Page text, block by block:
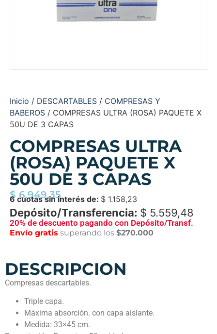
Inicio / DESCARTABLES / COMPRESAS Y
BABEROS / COMPRESAS ULTRA (ROSA) PAQUETE X
50U DE 3 CAPAS
COMPRESAS ULTRA
(ROSA) PAQUETE X
50U DE 3 CAPAS
$ 6.949,35
6 cuotas sin interés de: $ 1.158,23
Depósito/Transferencia: $ 5.559,48
20% de descuento pagando con Depósito/Transf.
Envío gratis superando los $270.000
DESCRIPCION
Compresas descartables.
Triple capa.
Máxima absorción. con capa aislante.
Medida: 33×45 cm.